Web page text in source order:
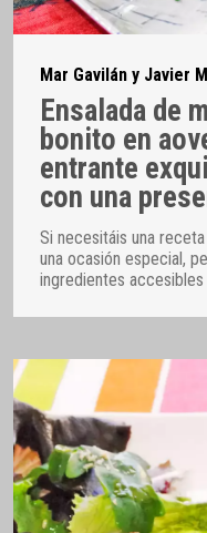
Mar Gavilán y Javier
Ensalada de
bonito en
entrante
con una
Si necesitáis una
una ocasión especial,
ingredientes